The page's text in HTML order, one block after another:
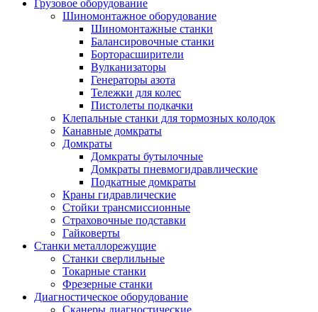
Грузовое оборудование
Шиномонтажное оборудование
Шиномонтажные станки
Балансировочные станки
Борторасширители
Вулканизаторы
Генераторы азота
Тележки для колес
Пистолеты подкачки
Клепальные станки для тормозных колодок
Канавные домкраты
Домкраты
Домкраты бутылочные
Домкраты пневмогидравлические
Подкатные домкраты
Краны гидравлические
Стойки трансмиссионные
Страховочные подставки
Гайковерты
Станки металлорежущие
Станки сверлильные
Токарные станки
Фрезерные станки
Диагностическое оборудование
Сканеры диагностические